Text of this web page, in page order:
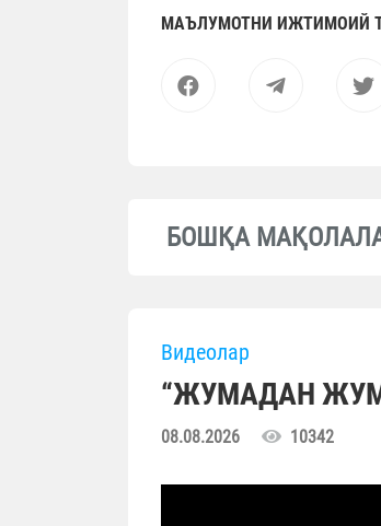
МАЪЛУМОТНИ ИЖТИМОИЙ
БОШҚА
Видеолар
“ЖУМАДАН
08.08.2026 10342